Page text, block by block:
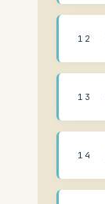
12
13
14